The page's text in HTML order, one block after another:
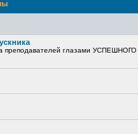
преподавателей глазами УСПЕШНОГО